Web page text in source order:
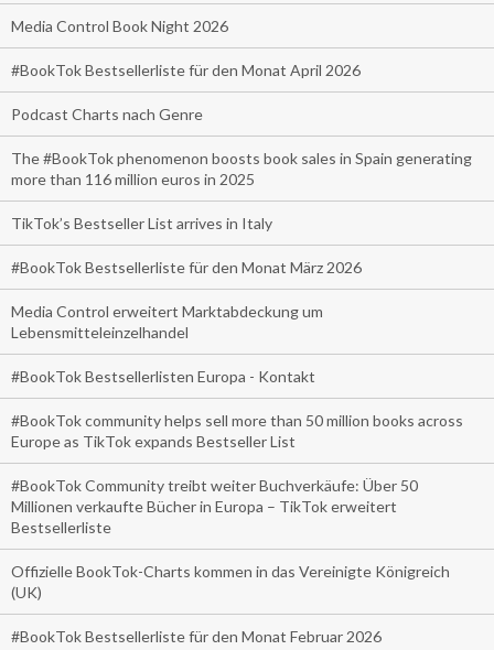
Media Control Book Night 2026
#BookTok Bestsellerliste für den Monat April 2026
Podcast Charts nach Genre
The #BookTok phenomenon boosts book sales in Spain generating
more than 116 million euros in 2025
TikTok’s Bestseller List arrives in Italy
#BookTok Bestsellerliste für den Monat März 2026
Media Control erweitert Marktabdeckung um
Lebensmitteleinzelhandel
#BookTok Bestsellerlisten Europa - Kontakt
#BookTok community helps sell more than 50 million books across
Europe as TikTok expands Bestseller List
#BookTok Community treibt weiter Buchverkäufe: Über 50
Millionen verkaufte Bücher in Europa – TikTok erweitert
Bestsellerliste
Offizielle BookTok-Charts kommen in das Vereinigte Königreich
(UK)
#BookTok Bestsellerliste für den Monat Februar 2026